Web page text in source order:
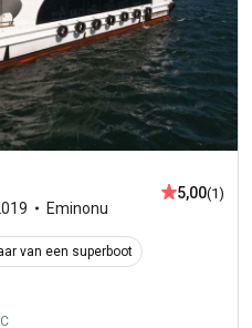
Eminonu
5,00(1)
van een superboot